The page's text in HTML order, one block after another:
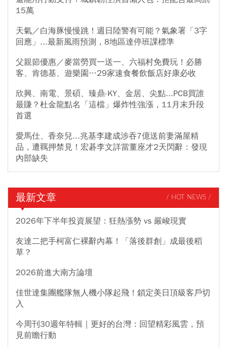
15萬
天氣／白海豚慢慢跳！週日陸警有可能？氣象署「3字
回應」...最新風雨預測，8地區達停班課標準
父親節優惠／麥當勞買一送一、六福村免費玩！必勝
客、肯德基、遊樂園…29家速食餐飲飯店好康必收
欣興、南電、景碩、臻鼎-KY、金居、尖點...PCB買誰
最賺？杜金龍點名「這檔」爆炸性強漲，11月末升段
首選
愛馬仕、香奈兒...兆基李建成涉吞7億送前妻滿屋精
品，遭羈押禁見！宏碁李文詳當董座才2天閃辭：發現
內部缺失
最新文章 / HOT NEWS /
2026年下半年投資展望：狂熱漲勢 vs 嚴峻現實
友達二把手柯富仁裸辭內幕！「落後群創」成最後稻
草？
2026前進大南方論壇
佳世達集團艦隊無人機小隊起飛！鎖定美日頂級客戶切
入
今周刊30週年特輯｜更好的台灣：回望精彩風雲，預
見前瞻行動